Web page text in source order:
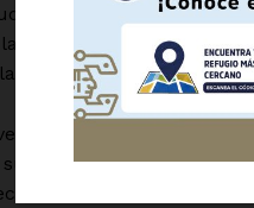
agregó, provocan
de arena que son
Iberulitos de
Nacional
papel en el ciclo de